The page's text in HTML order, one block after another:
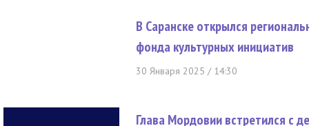
В Саранске открылся
фонда культурных инициатив
30 Января 2025 / 14:30
Глава Мордовии встретился с